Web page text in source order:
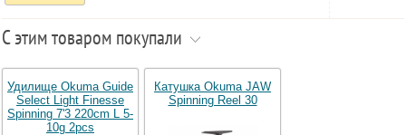
С этим товаром покупали
Удилище Okuma Guide
Select Light Finesse
Spinning 7'3 220cm L 5-
10g 2pcs
Катушка Okuma JAW
Spinning Reel 30